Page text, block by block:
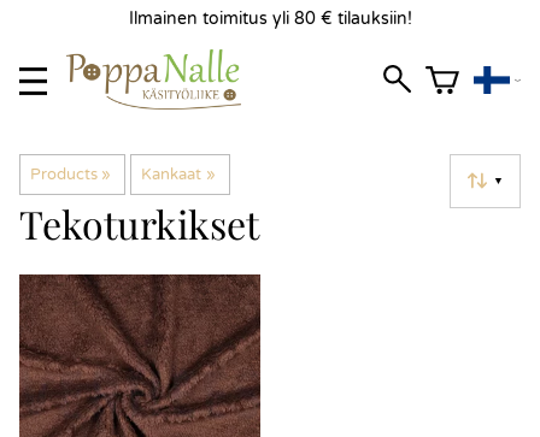
Ilmainen toimitus yli 80 € tilauksiin!
Products ‪» Kankaat ‪» ▼
Tekoturkikset